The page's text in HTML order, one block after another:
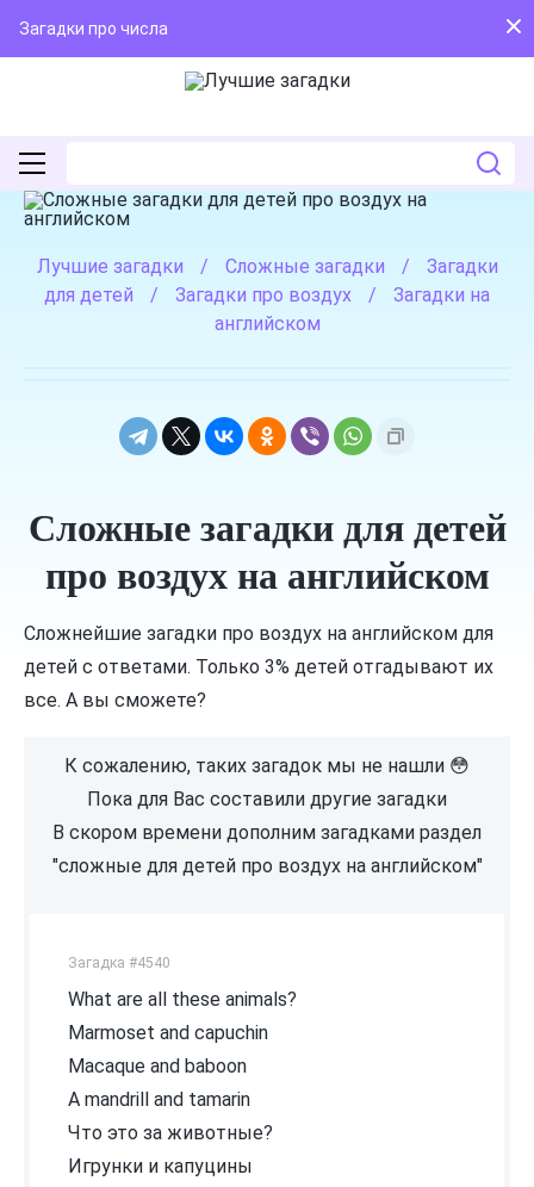
Загадки про числа
Лучшие загадки / Сложные загадки /
Загадки
для детей
/ Загадки про воздух /
Загадки на
английском
Сложные загадки для детей
про воздух на английском
Сложнейшие загадки про воздух на английском для
детей с ответами. Только 3% детей отгадывают их
все. А вы сможете?
К сожалению, таких загадок мы не нашли 😳
Пока для Вас составили другие загадки
В скором времени дополним загадками раздел
"сложные для детей про воздух на английском"
Загадка #4540
What are all these animals?
Marmoset and capuchin
Macaque and baboon
A mandrill and tamarin
Что это за животные?
Игрунки и капуцины